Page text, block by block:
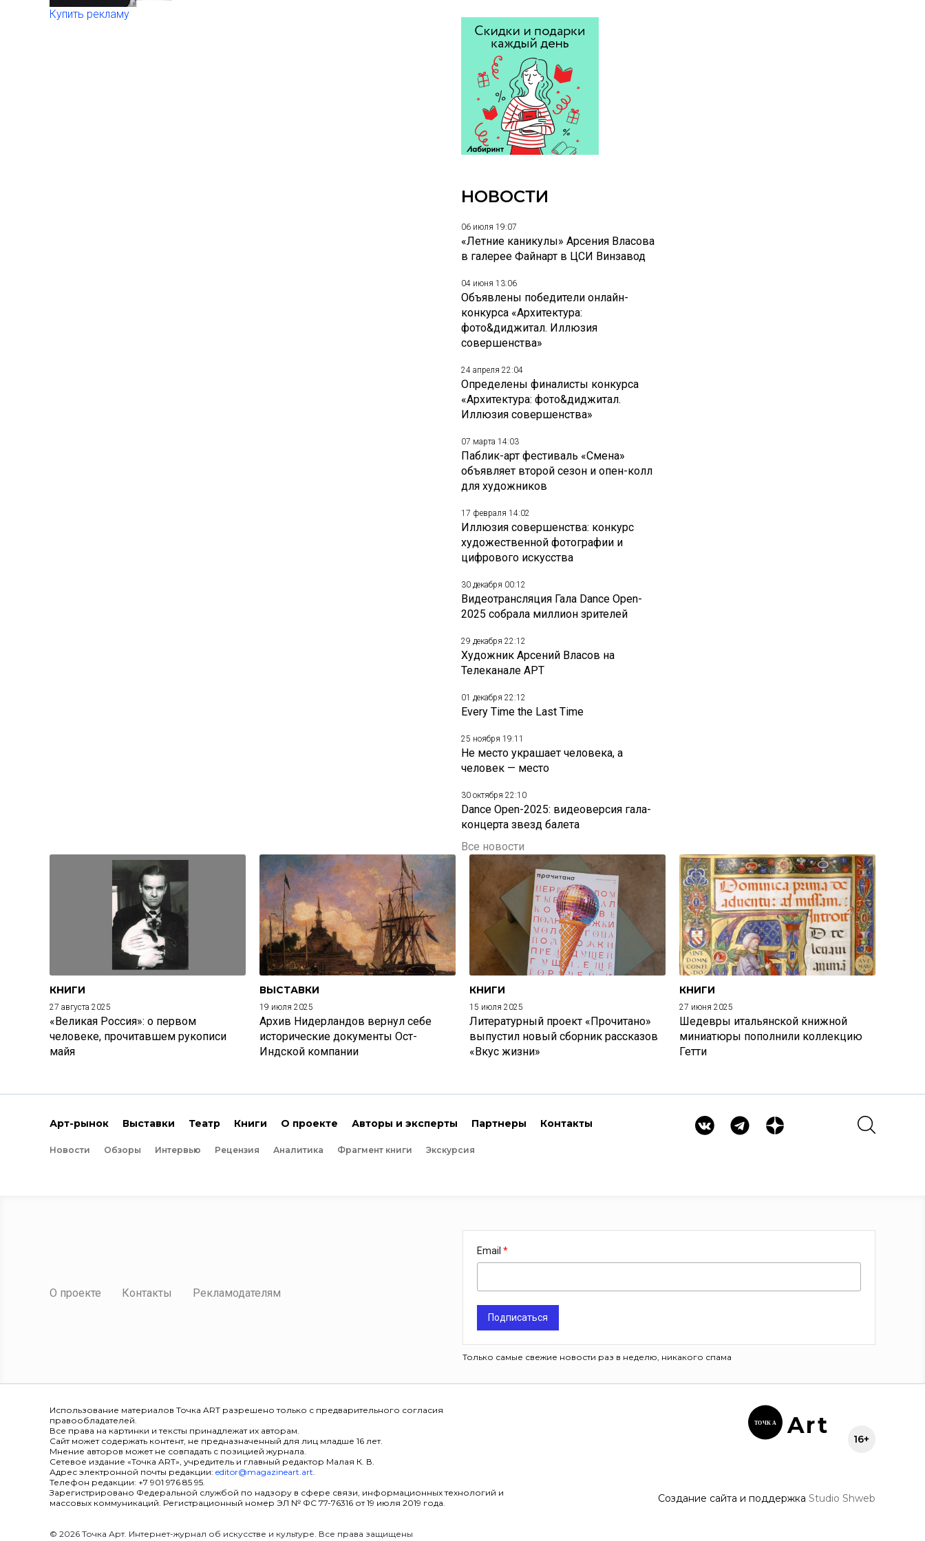
Купить рекламу
НОВОСТИ
06 июля 19:07
«Летние каникулы» Арсения Власова
в галерее Файнарт в ЦСИ Винзавод
04 июня 13:06
Объявлены победители онлайн-
конкурса «Архитектура:
фото&диджитал. Иллюзия
совершенства»
24 апреля 22:04
Определены финалисты конкурса
«Архитектура: фото&диджитал.
Иллюзия совершенства»
07 марта 14:03
Паблик-арт фестиваль «Смена»
объявляет второй сезон и опен-колл
для художников
17 февраля 14:02
Иллюзия совершенства: конкурс
художественной фотографии и
цифрового искусства
30 декабря 00:12
Видеотрансляция Гала Dance Open-
2025 собрала миллион зрителей
29 декабря 22:12
Художник Арсений Власов на
Телеканале АРТ
01 декабря 22:12
Every Time the Last Time
25 ноября 19:11
Не место украшает человека, а
человек — место
30 октября 22:10
Dance Open-2025: видеоверсия гала-
концерта звезд балета
Все новости
КНИГИ
27 августа 2025
«Великая Россия»: о первом
человеке, прочитавшем рукописи
майя
ВЫСТАВКИ
19 июля 2025
Архив Нидерландов вернул себе
исторические документы Ост-
Индской компании
КНИГИ
15 июля 2025
Литературный проект «Прочитано»
выпустил новый сборник рассказов
«Вкус жизни»
КНИГИ
27 июня 2025
Шедевры итальянской книжной
миниатюры пополнили коллекцию
Гетти
Арт-рынок Выставки Театр Книги О проекте Авторы и эксперты Партнеры Контакты
Новости Обзоры Интервью Рецензия Аналитика Фрагмент книги Экскурсия
О проекте Контакты Рекламодателям
Email
Подписаться
Только самые свежие новости раз в неделю, никакого спама
Использование материалов Точка ART разрешено только с предварительного согласия
правообладателей.
Все права на картинки и тексты принадлежат их авторам.
Сайт может содержать контент, не предназначенный для лиц младше 16 лет.
Мнение авторов может не совпадать с позицией журнала.
Сетевое издание «Точка ART», учредитель и главный редактор Малая К. В.
Адрес электронной почты редакции: editor@magazineart.art.
Телефон редакции: +7 901 976 85 95.
Зарегистрировано Федеральной службой по надзору в сфере связи, информационных технологий и
массовых коммуникаций. Регистрационный номер ЭЛ № ФС 77-76316 от 19 июля 2019 года.
© 2026 Точка Арт. Интернет-журнал об искусстве и культуре. Все права защищены
ТОЧК А Art
16+
Создание сайта и поддержка Studio Shweb